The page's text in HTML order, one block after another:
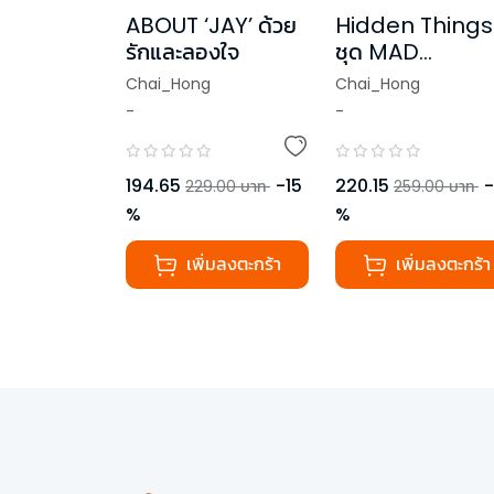
ABOUT ‘JAY’ ด้วย
รักและลองใจ
Chai_Hong
-
194.65 229.00 บาท -15
%
เพิ่มลงตะกร้า
Hidden Things
ชุด MAD
OVERDOSE
Chai_Hong
-
220.15 259.00 บาท -
%
เพิ่มลงตะกร้า